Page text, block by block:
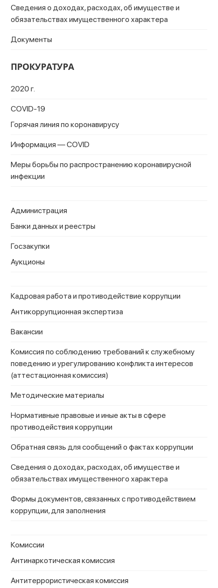
Сведения о доходах, расходах, об имуществе и
обязательствах имущественного характера
Документы
ПРОКУРАТУРА
2020 г.
COVID-19
Горячая линия по коронавирусу
Информация — COVID
Меры борьбы по распространению коронавирусной
инфекции
Администрация
Банки данных и реестры
Госзакупки
Аукционы
Кадровая работа и противодействие коррупции
Антикоррупционная экспертиза
Вакансии
Комиссия по соблюдению требований к служебному
поведению и урегулированию конфликта интересов
(аттестационная комиссия)
Методические материалы
Нормативные правовые и иные акты в сфере
противодействия коррупции
Обратная связь для сообщений о фактах коррупции
Сведения о доходах, расходах, об имуществе и
обязательствах имущественного характера
Формы документов, связанных с противодействием
коррупции, для заполнения
Комиссии
Антинаркотическая комиссия
Антитеррористическая комиссия